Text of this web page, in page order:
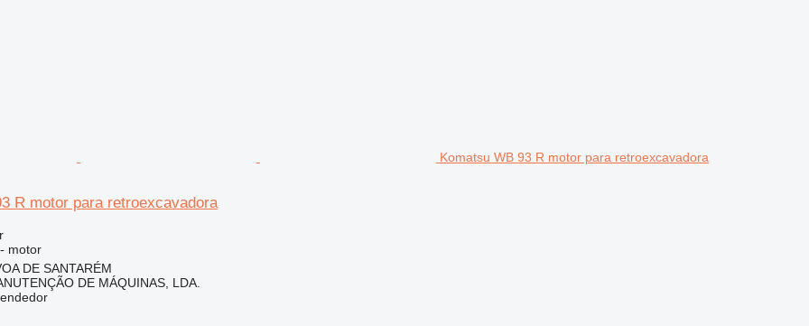
Komatsu WB 93 R motor para retroexcavadora
R motor para retroexcavadora
motor
DE SANTARÉM
DE MÁQUINAS, LDA.